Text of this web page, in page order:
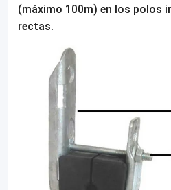
(máximo 100m) en los polos
rectas.